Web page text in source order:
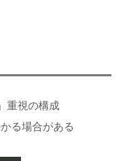
重視の構成
る場合がある